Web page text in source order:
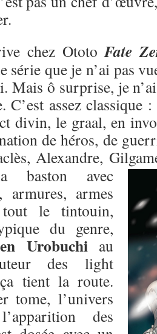
chez OtotoFate
série que je n’ai pas
Mais ô surprise, je
C’est assez classique
divin, le graal, en
de héros, de
Alexandre,
baston avec
armures, armes
le tintouin,
du genre,
Urobuchiau
des light
tient la route.
tome, l’univers
des